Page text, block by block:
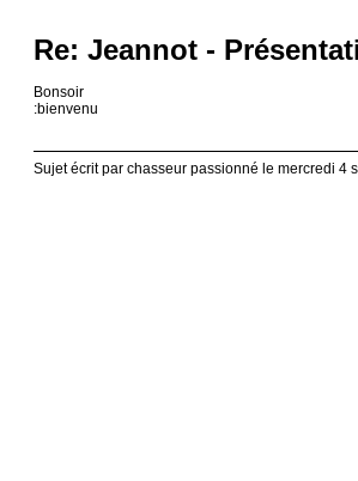
Re: Jeannot -
Bonsoir
:bienvenu
Sujet écrit par chasseur passionné le mercredi 4